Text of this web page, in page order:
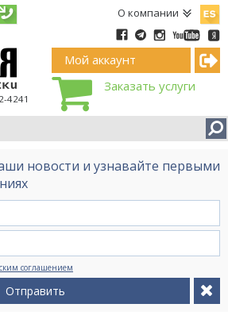
О компании
4241
Мой аккаунт
Заказать услуги
новости и узнавайте первыми
соглашением
Отправить